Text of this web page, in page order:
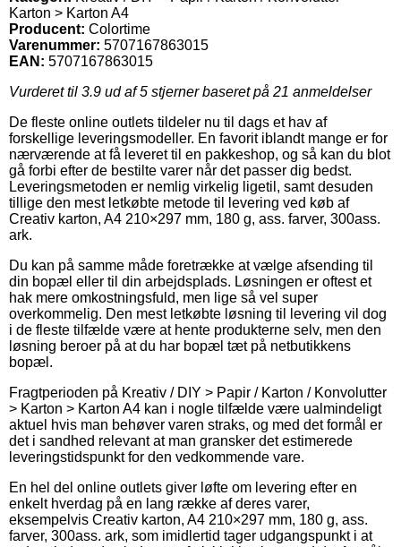
Karton > Karton A4
Producent: Colortime
Varenummer: 5707167863015
EAN: 5707167863015
Vurderet til 3.9 ud af 5 stjerner baseret på 21 anmeldelser
De fleste online outlets tildeler nu til dags et hav af
forskellige leveringsmodeller. En favorit iblandt mange er for
nærværende at få leveret til en pakkeshop, og så kan du blot
gå forbi efter de bestilte varer når det passer dig bedst.
Leveringsmetoden er nemlig virkelig ligetil, samt desuden
tillige den mest letkøbte metode til levering ved køb af
Creativ karton, A4 210×297 mm, 180 g, ass. farver, 300ass.
ark.
Du kan på samme måde foretrække at vælge afsending til
din bopæl eller til din arbejdsplads. Løsningen er oftest et
hak mere omkostningsfuld, men lige så vel super
overkommelig. Den mest letkøbte løsning til levering vil dog
i de fleste tilfælde være at hente produkterne selv, men den
løsning beroer på at du har bopæl tæt på netbutikkens
bopæl.
Fragtperioden på Kreativ / DIY > Papir / Karton / Konvolutter
> Karton > Karton A4 kan i nogle tilfælde være ualmindeligt
aktuel hvis man behøver varen straks, og med det formål er
det i sandhed relevant at man gransker det estimerede
leveringstidspunkt for den vedkommende vare.
En hel del online outlets giver løfte om levering efter en
enkelt hverdag på en lang række af deres varer,
eksempelvis Creativ karton, A4 210×297 mm, 180 g, ass.
farver, 300ass. ark, som imidlertid tager udgangspunkt i at